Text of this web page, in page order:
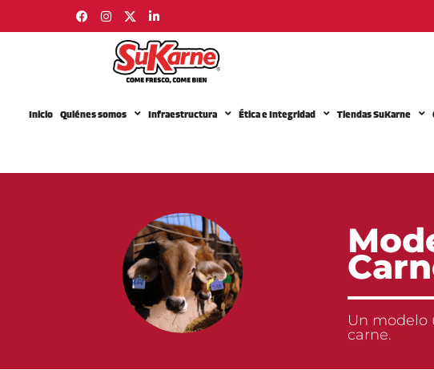
Inicio Quiénes somos Infraestructura Ética e Integridad Tiendas SuKarne
Un modelo
carne.